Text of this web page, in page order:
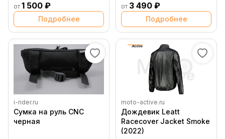
от 1 500 ₽
Подробнее
от 3 490 ₽
Подробнее
i-rider.ru
Сумка на руль CNC
черная
moto-active.ru
Дождевик Leatt
Racecover Jacket Smoke
(2022)